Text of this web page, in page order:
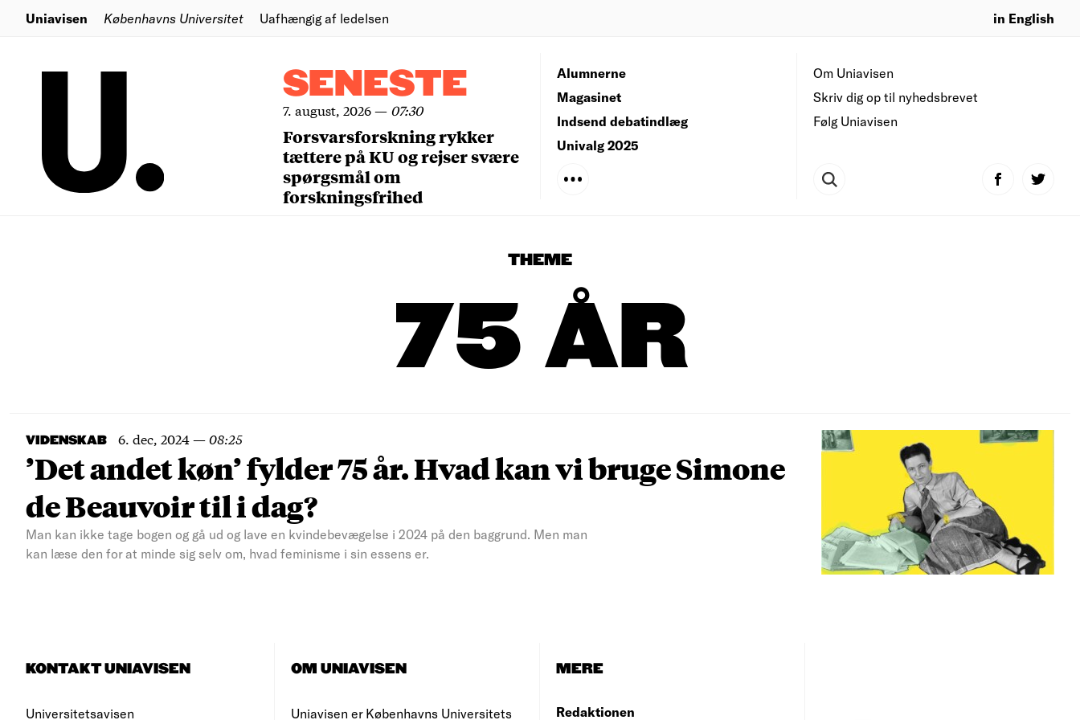
Uniavisen Københavns Universitet Uafhængig af ledelsen in English
SENESTE
7. august, 2026— 07:30
Forsvarsforskning rykker
tættere på KU og rejser svære
spørgsmål om
forskningsfrihed
Om Uniavisen
Skriv dig op til nyhedsbrevet
Følg Uniavisen
Alumnerne
Magasinet
Indsend debatindlæg
Univalg 2025
THEME
75 ÅR
VIDENSKAB 6. dec, 2024—08:25
’Det andet køn’ fylder 75 år. Hvad kan vi bruge Simone
de Beauvoir til i dag?
Man kan ikke tage bogen og gå ud og lave en kvindebevægelse i 2024 på den baggrund. Men man
kan læse den for at minde sig selv om, hvad feminisme i sin essens er.
KONTAKT UNIAVISEN
Universitetsavisen
OM UNIAVISEN
Uniavisen er Københavns Universitets
MERE
Redaktionen